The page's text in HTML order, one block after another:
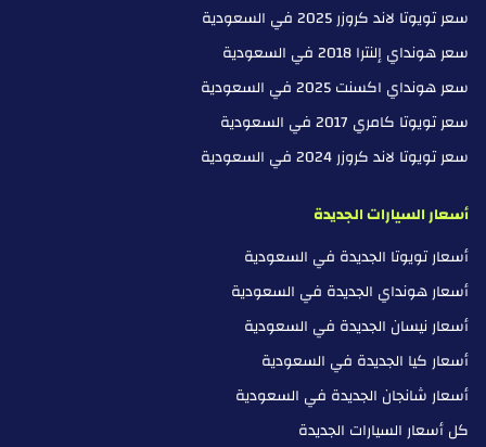
سعر تويوتا لاند كروزر 2025 في السعودية
سعر هونداي إلنترا 2018 في السعودية
سعر هونداي اكسنت 2025 في السعودية
سعر تويوتا كامري 2017 في السعودية
سعر تويوتا لاند كروزر 2024 في السعودية
أسعار السيارات الجديدة
أسعار تويوتا الجديدة في السعودية
أسعار هونداي الجديدة في السعودية
أسعار نيسان الجديدة في السعودية
أسعار كيا الجديدة في السعودية
أسعار شانجان الجديدة في السعودية
كل أسعار السيارات الجديدة